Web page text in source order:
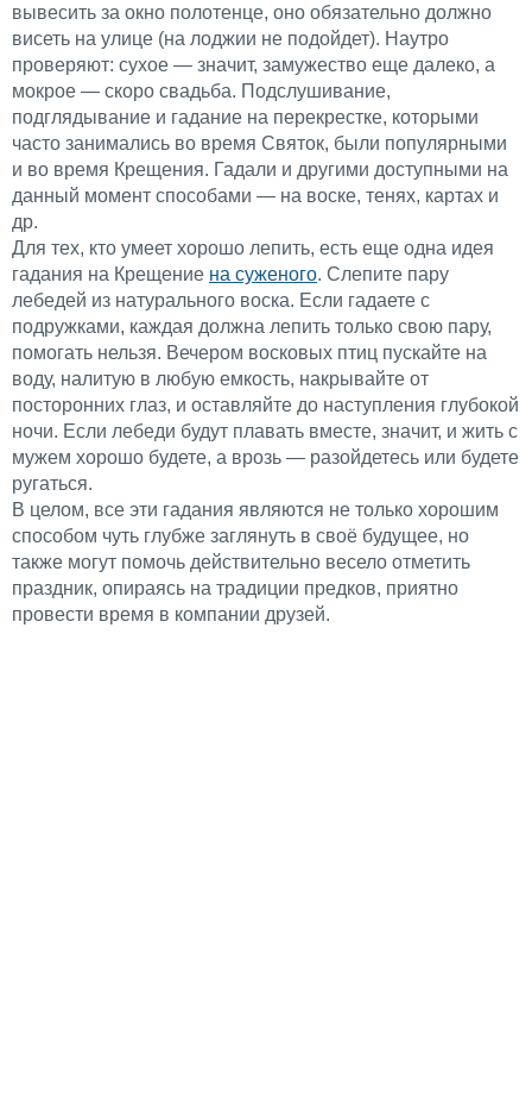
вывесить за окно полотенце, оно обязательно должно
висеть на улице (на лоджии не подойдет). Наутро
проверяют: сухое — значит, замужество еще далеко, а
мокрое — скоро свадьба. Подслушивание,
подглядывание и гадание на перекрестке, которыми
часто занимались во время Святок, были популярными
и во время Крещения. Гадали и другими доступными на
данный момент способами — на воске, тенях, картах и
др.
Для тех, кто умеет хорошо лепить, есть еще одна идея
гадания на Крещение на суженого. Слепите пару
лебедей из натурального воска. Если гадаете с
подружками, каждая должна лепить только свою пару,
помогать нельзя. Вечером восковых птиц пускайте на
воду, налитую в любую емкость, накрывайте от
посторонних глаз, и оставляйте до наступления глубокой
ночи. Если лебеди будут плавать вместе, значит, и жить с
мужем хорошо будете, а врозь — разойдетесь или будете
ругаться.
В целом, все эти гадания являются не только хорошим
способом чуть глубже заглянуть в своё будущее, но
также могут помочь действительно весело отметить
праздник, опираясь на традиции предков, приятно
провести время в компании друзей.